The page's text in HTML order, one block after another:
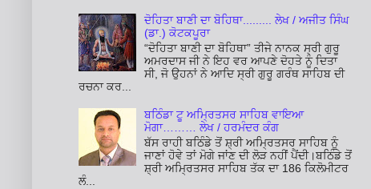
ਦੋਹਿਤਾ ਬਾਣੀ ਦਾ ਬੋਹਿਥਾ......... ਲੇਖ / ਅਜੀਤ ਸਿੰਘ
(ਡਾ.) ਕੋਟਕਪੂਰਾ
“ਦੋਹਿਤਾ ਬਾਣੀ ਦਾ ਬੋਹਿਥਾ” ਤੀਜੇ ਨਾਨਕ ਸ੍ਰੀ ਗੁਰੂ
ਅਮਰਦਾਸ ਜੀ ਨੇ ਇਹ ਵਰ ਆਪਣੇ ਦੋਹਤੇ ਨੂੰ ਦਿਤਾ
ਸੀ, ਜੋ ਉਹਨਾਂ ਨੇ ਆਦਿ ਸ੍ਰੀ ਗੁਰੂ ਗਰੰਥ ਸਾਹਿਬ ਦੀ
ਰਚਨਾ ਕਰ...
ਬਠਿੰਡਾ ਟੂ ਅਮ੍ਰਿਤਸਰ ਸਾਹਿਬ ਵਾਇਆ
ਮੋਗਾ……… ਲੇਖ / ਹਰਮੰਦਰ ਕੰਗ
ਬੱਸ ਰਾਹੀ ਬਠਿੰਡੇ ਤੋਂ ਸ਼੍ਰੀ ਅਮ੍ਰਿਤਸਰ ਸਾਹਿਬ ਨੂੰ
ਜਾਣਾਂ ਹੋਵੇ ਤਾਂ ਮੋਗੇ ਜਾਂਣ ਦੀ ਲੋੜ ਨਹੀਂ ਪੈਂਦੀ।ਬਠਿੰਡੇ ਤੋਂ
ਸ਼੍ਰੀ ਅਮ੍ਰਿਤਸਰ ਸਾਹਿਬ ਤੱਕ ਦਾ 186 ਕਿਲੋਮੀਟਰ
ਲੰ...